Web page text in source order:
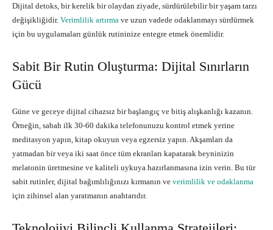
Dijital detoks, bir kerelik bir olaydan ziyade, sürdürülebilir bir yaşam tarzı
değişikliğidir. Verimlilik artırma ve uzun vadede odaklanmayı sürdürmek
için bu uygulamaları günlük rutininize entegre etmek önemlidir.
Sabit Bir Rutin Oluşturma: Dijital Sınırların
Gücü
Güne ve geceye dijital cihazsız bir başlangıç ve bitiş alışkanlığı kazanın.
Örneğin, sabah ilk 30-60 dakika telefonunuzu kontrol etmek yerine
meditasyon yapın, kitap okuyun veya egzersiz yapın. Akşamları da
yatmadan bir veya iki saat önce tüm ekranları kapatarak beyninizin
melatonin üretmesine ve kaliteli uykuya hazırlanmasına izin verin. Bu tür
sabit rutinler, dijital bağımlılığınızı kırmanın ve verimlilik ve odaklanma
için zihinsel alan yaratmanın anahtarıdır.